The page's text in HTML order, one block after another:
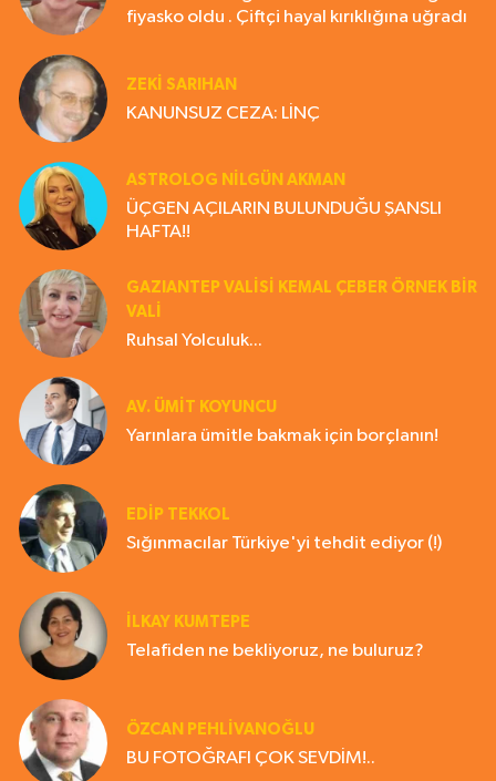
fiyasko oldu . Çiftçi hayal kırıklığına uğradı
ZEKI SARIHAN
KANUNSUZ CEZA: LİNÇ
ASTROLOG NILGÜN AKMAN
ÜÇGEN AÇILARIN BULUNDUĞU ŞANSLI
HAFTA!!
GAZIANTEP VALISI KEMAL ÇEBER ÖRNEK BİR
VALİ
Ruhsal Yolculuk...
AV. ÜMIT KOYUNCU
Yarınlara ümitle bakmak için borçlanın!
EDIP TEKKOL
Sığınmacılar Türkiye'yi tehdit ediyor (!)
İLKAY KUMTEPE
Telafiden ne bekliyoruz, ne buluruz?
ÖZCAN PEHLİVANOĞLU
BU FOTOĞRAFI ÇOK SEVDİM!..